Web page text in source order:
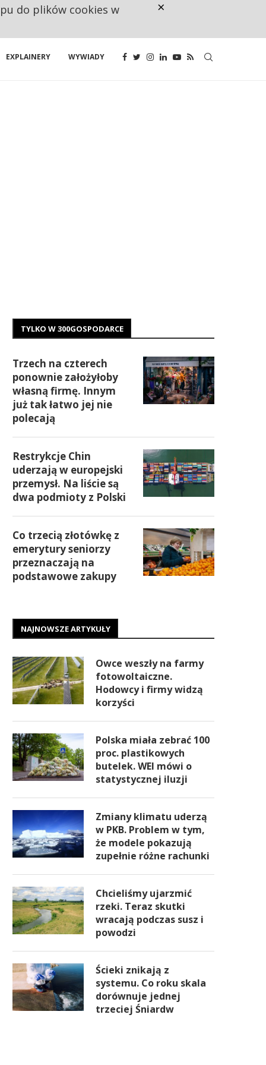
EXPLAINERY WYWIADY
TYLKO W 300GOSPODARCE
Trzech na czterech
ponownie założyłoby
własną firmę. Innym
już tak łatwo jej nie
polecają
Restrykcje Chin
uderzają w europejski
przemysł. Na liście są
dwa podmioty z Polski
Co trzecią złotówkę z
emerytury seniorzy
przeznaczają na
podstawowe zakupy
NAJNOWSZE ARTYKUŁY
Owce weszły na farmy
fotowoltaiczne.
Hodowcy i firmy widzą
korzyści
Polska miała zebrać 100
proc. plastikowych
butelek. WEI mówi o
statystycznej iluzji
Zmiany klimatu uderzą
w PKB. Problem w tym,
że modele pokazują
zupełnie różne rachunki
Chcieliśmy ujarzmić
rzeki. Teraz skutki
wracają podczas susz i
powodzi
Ścieki znikają z
systemu. Co roku skala
dorównuje jednej
trzeciej Śniardw
do plików cookies w ×